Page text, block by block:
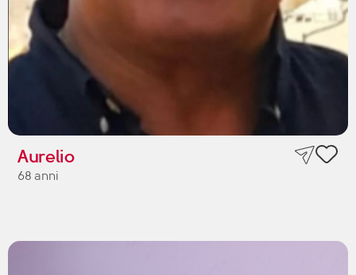
Aurelio
68 anni